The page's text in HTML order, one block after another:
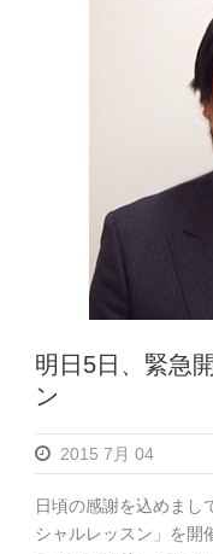
明日5日、緊急
ン
2015 7月 04
日頃の感謝を込めまし
シャルレッスン」を開